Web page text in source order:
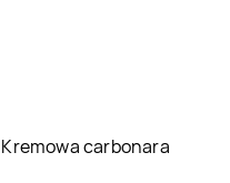
Kremowa carbonara